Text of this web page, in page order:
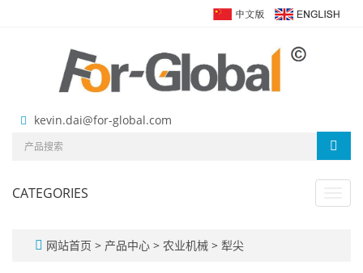
kevin.dai@for-global.com
CATEGORIES
网站首页 > 产品中心 > 农业机械 > 犁尖